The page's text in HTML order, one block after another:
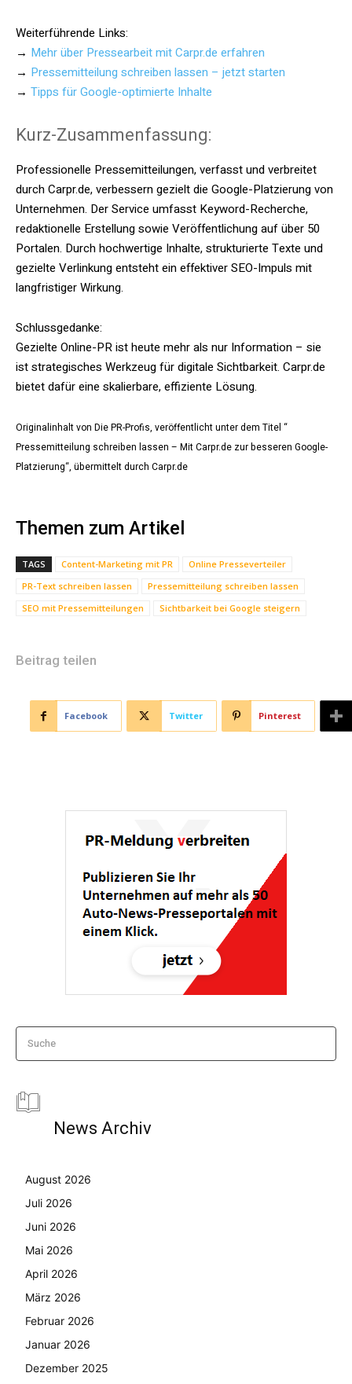
Weiterführende Links:
→ Mehr über Pressearbeit mit Carpr.de erfahren
→ Pressemitteilung schreiben lassen – jetzt starten
→ Tipps für Google-optimierte Inhalte
Kurz-Zusammenfassung:
Professionelle Pressemitteilungen, verfasst und verbreitet
durch Carpr.de, verbessern gezielt die Google-Platzierung von
Unternehmen. Der Service umfasst Keyword-Recherche,
redaktionelle Erstellung sowie Veröffentlichung auf über 50
Portalen. Durch hochwertige Inhalte, strukturierte Texte und
gezielte Verlinkung entsteht ein effektiver SEO-Impuls mit
langfristiger Wirkung.
Schlussgedanke:
Gezielte Online-PR ist heute mehr als nur Information – sie
ist strategisches Werkzeug für digitale Sichtbarkeit. Carpr.de
bietet dafür eine skalierbare, effiziente Lösung.
Originalinhalt von Die PR-Profis, veröffentlicht unter dem Titel “
Pressemitteilung schreiben lassen – Mit Carpr.de zur besseren Google-
Platzierung“, übermittelt durch Carpr.de
Themen zum Artikel
TAGS Content-Marketing mit PR
Online Presseverteiler
PR-Text schreiben lassen
Pressemitteilung schreiben lassen
SEO mit Pressemitteilungen
Sichtbarkeit bei Google steigern
Beitrag teilen
Facebook Twitter Pinterest
Suche
News Archiv
August 2026
Juli 2026
Juni 2026
Mai 2026
April 2026
März 2026
Februar 2026
Januar 2026
Dezember 2025